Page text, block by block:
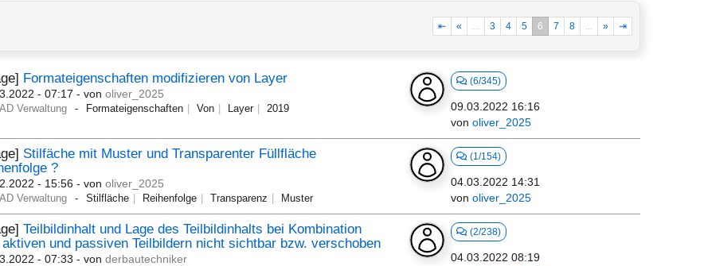
⇤ « ... 3 4 5 6 7 8 ... » ⇥
Formateigenschaften modifizieren von Layer
- 07:17 - vonoliver_2025
Verwaltung Formateigenschaften Von Layer 2019
(6/345)
09.03.2022 16:16
von oliver_2025
Stilfäche mit Muster und Transparenter Füllfläche
?
- 15:56 - vonoliver_2025
Verwaltung Stilfläche Reihenfolge Transparenz Muster
(1/154)
04.03.2022 14:31
von oliver_2025
Teilbildinhalt und Lage des Teilbildinhalts bei Kombination
und passiven Teilbildern nicht sichtbar bzw. verschoben
- 07:33 - vonderbautechniker
(2/238)
04.03.2022 08:19